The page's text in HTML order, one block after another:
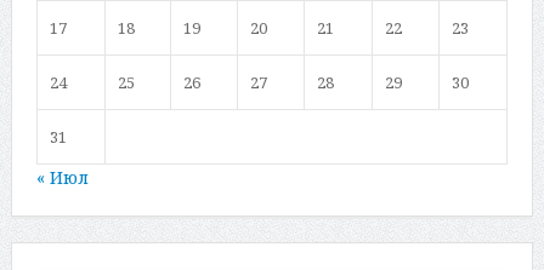
17 18 19 20 21 22 23
24 25 26 27 28 29 30
31
« Июл